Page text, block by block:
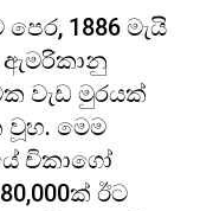
1886 මැයි
ඇමරිකානු
වැඩ මුරයක්
වූහ. මෙම
චිකාගෝ
ඊට